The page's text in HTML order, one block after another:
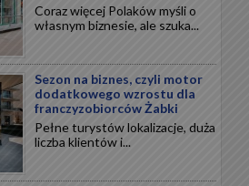
Coraz więcej Polaków myśli o
własnym biznesie, ale szuka...
Sezon na biznes, czyli motor
dodatkowego wzrostu dla
franczyzobiorców Żabki
Pełne turystów lokalizacje, duża
liczba klientów i...